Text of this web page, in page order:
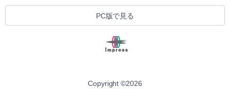
PC版で見る
Copyright ©2026